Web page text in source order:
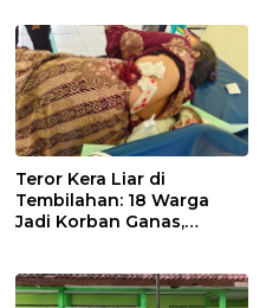
Teror Kera Liar di
Tembilahan: 18 Warga
Jadi Korban Ganas,